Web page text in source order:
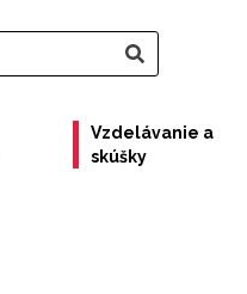
Vzdelávanie a
skúšky